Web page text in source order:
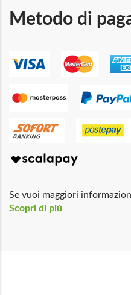
Metodo di
Se vuoi maggiori
Scopri di più